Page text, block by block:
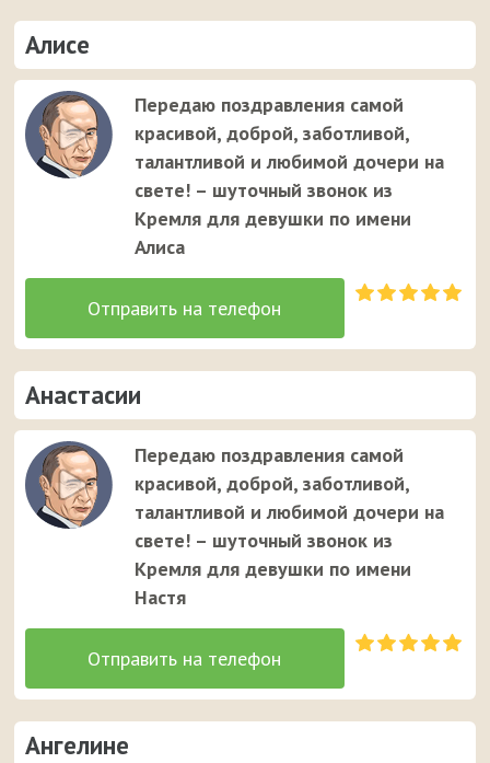
Алисе
Передаю поздравления самой
красивой, доброй, заботливой,
талантливой и любимой дочери на
свете! – шуточный звонок из
Кремля для девушки по имени
Алиса
Анастасии
Передаю поздравления самой
красивой, доброй, заботливой,
талантливой и любимой дочери на
свете! – шуточный звонок из
Кремля для девушки по имени
Настя
Ангелине